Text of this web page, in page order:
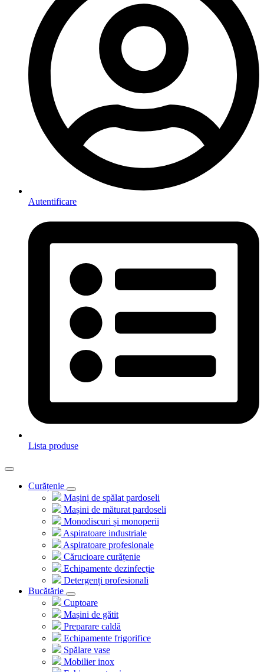
Autentificare
Lista produse
Curățenie
Mașini de spălat pardoseli
Mașini de măturat pardoseli
Monodiscuri și monoperii
Aspiratoare industriale
Aspiratoare profesionale
Cărucioare curățenie
Echipamente dezinfecție
Detergenți profesionali
Bucătărie
Cuptoare
Mașini de gătit
Preparare caldă
Echipamente frigorifice
Spălare vase
Mobilier inox